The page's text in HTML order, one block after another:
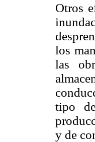
Otros
los
las
tipo
y de